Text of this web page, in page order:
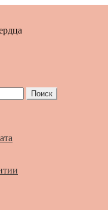
Поиск